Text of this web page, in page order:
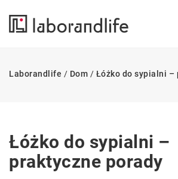
Laborandlife / Dom / Łóżko do sypialni –
Łóżko do sypialni –
praktyczne porady